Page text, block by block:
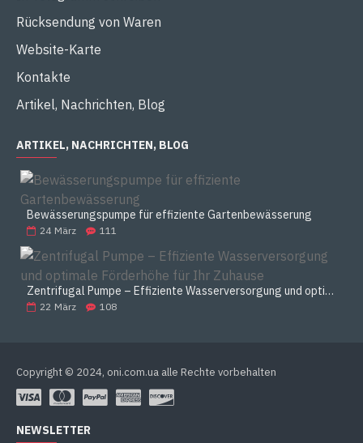
Rücksendung von Waren
Website-Karte
Kontakte
Artikel, Nachrichten, Blog
ARTIKEL, NACHRICHTEN, BLOG
Bewässerungspumpe für effiziente Gartenbewässerung
24 März 111
Zentrifugal Pumpe – Effiziente Wasserversorgung und optimale Förderhöhe für Ihr Zuhause
22 März 108
Copyright © 2024, oni.com.ua alle Rechte vorbehalten
NEWSLETTER